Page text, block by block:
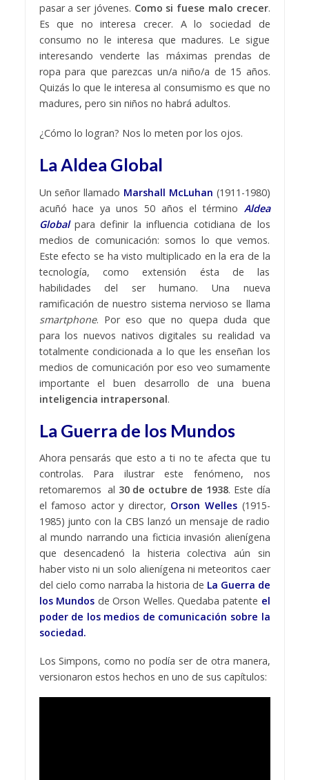
pasar a ser jóvenes. Como si fuese malo crecer.
Es que no interesa crecer. A lo sociedad de
consumo no le interesa que madures. Le sigue
interesando venderte las máximas prendas de
ropa para que parezcas un/a niño/a de 15 años.
Quizás lo que le interesa al consumismo es que no
madures, pero sin niños no habrá adultos.
¿Cómo lo logran? Nos lo meten por los ojos.
La Aldea Global
Un señor llamado Marshall McLuhan (1911-1980)
acuñó hace ya unos 50 años el término Aldea
Global para definir la influencia cotidiana de los
medios de comunicación: somos lo que vemos.
Este efecto se ha visto multiplicado en la era de la
tecnología, como extensión ésta de las
habilidades del ser humano. Una nueva
ramificación de nuestro sistema nervioso se llama
smartphone. Por eso que no quepa duda que
para los nuevos nativos digitales su realidad va
totalmente condicionada a lo que les enseñan los
medios de comunicación por eso veo sumamente
importante el buen desarrollo de una buena
inteligencia intrapersonal.
La Guerra de los Mundos
Ahora pensarás que esto a ti no te afecta que tu
controlas. Para ilustrar este fenómeno, nos
retomaremos al 30 de octubre de 1938. Este día
el famoso actor y director, Orson Welles(1915-
1985) junto con la CBS lanzó un mensaje de radio
al mundo narrando una ficticia invasión alienígena
que desencadenó la histeria colectiva aún sin
haber visto ni un solo alienígena ni meteoritos caer
del cielo como narraba la historia de La Guerra de
los Mundos de Orson Welles. Quedaba patente el
poder de los medios de comunicación sobre la
sociedad.
Los Simpons, como no podía ser de otra manera,
versionaron estos hechos en uno de sus capítulos: